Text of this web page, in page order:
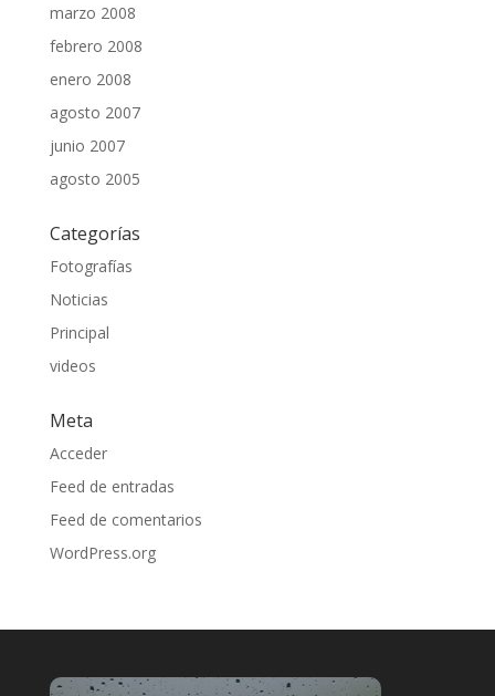
marzo 2008
febrero 2008
enero 2008
agosto 2007
junio 2007
agosto 2005
Categorías
Fotografías
Noticias
Principal
videos
Meta
Acceder
Feed de entradas
Feed de comentarios
WordPress.org